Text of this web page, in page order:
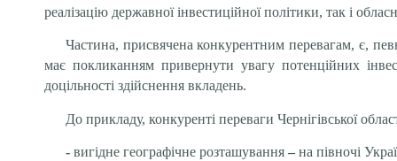
реалізацію державної інвестиційної політики, так і
Частина, присвячена конкурентним перевагам, є,
має покликанням привернути увагу потенційних
доцільності здійснення вкладень.
До прикладу, конкуренті переваги Чернігівської
- вигідне географічне розташування– на півночі